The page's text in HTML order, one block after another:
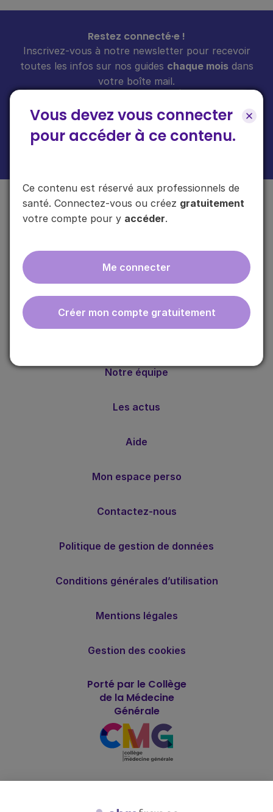
Vous devez vous connecter
pour accéder à ce contenu.
Ce contenu est réservé aux professionnels de
santé. Connectez-vous ou créez gratuitement
votre compte pour y accéder.
Me connecter
Créer mon compte gratuitement
Restez connecté·e !
Inscrivez-vous à notre newsletter pour recevoir
toutes les infos sur nos guides chaque moisdans
votre boîte mail.
En cliquant sur "s'inscrire", vous acceptez de recevoir notre newsletter.
ebmfrance est une base de connaissances médicales
Notre équipe
Les actus
Aide
Mon espace perso
Contactez-nous
Politique de gestion de données
Conditions générales d’utilisation
Mentions légales
Gestion des cookies
Porté par le Collège
de la Médecine
Générale